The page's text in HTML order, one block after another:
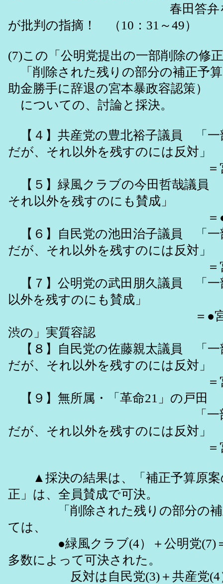
春田答弁を受け
が批判の指摘！ （10：31～49）
(7)この「公明党提出の一部削除の修
「削除された残りの部分の補正予
助金勝手に辞退の宮本暴政容認策）
についての、討論と採決。
【４】共産党の豊北裕子議員 「一
だが、それ以外を残すのには反対」
＝宮本暴政
【５】緑風クラブの今田哲哉議員
それ以外を残すのにも賛成」
＝●宮本暴
【６】自民党の池田治子議員 「一
だが、それ以外を残すのには反対」
＝宮本暴政
【７】公明党の武田朋久議員 「一
以外を残すのにも賛成」
＝●宮本暴政
渋の」実質容認
【８】自民党の佐藤親太議員 「一
だが、それ以外を残すのには反対」
＝宮本暴政
【９】無所属・「革命21」の戸田
「一部削除に
だが、それ以外を残すのには反対」
＝宮本暴政
▲採決の結果は、「補正予算原案
正」は、全員賛成で可決。
「削除された残りの部分の補
ては、
●緑風クラブ(4）＋公明党(7)＝
多数によって可決された。
反対は自民党(3)＋共産党(4）